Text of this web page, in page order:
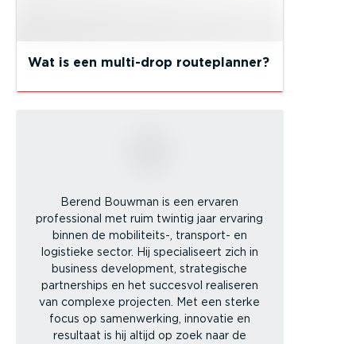
Wat is een multi-drop routeplanner?
Berend Bouwman is een ervaren
professional met ruim twintig jaar ervaring
binnen de mobiliteits-, transport- en
logistieke sector. Hij specialiseert zich in
business development, strategische
partnerships en het succesvol realiseren
van complexe projecten. Met een sterke
focus op samenwerking, innovatie en
resultaat is hij altijd op zoek naar de